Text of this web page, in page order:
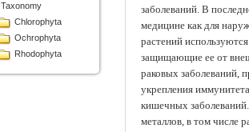
заболеваний. В
медицине как для
растений
защищающие ее от
раковых заболеваний,
укрепления
кишечных
металлов, в том числе
Taxonomy
Chlorophyta
Ochrophyta
Rhodophyta